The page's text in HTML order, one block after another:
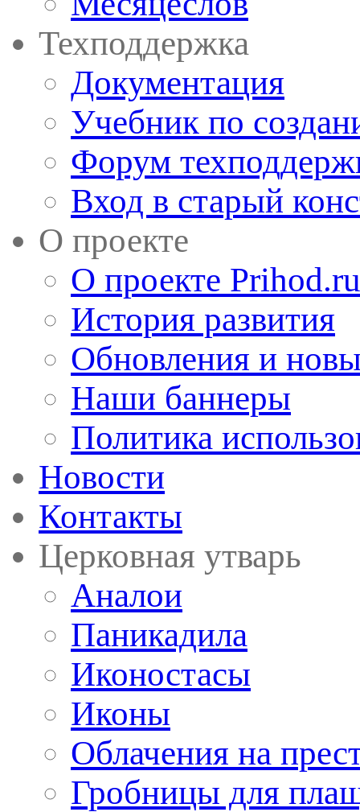
Техподдержка
Документация
Учебник по
Форум
Вход в старый
О проекте
О проекте Prihod.ru
История развития
Обновления и
Наши баннеры
Политика
Новости
Контакты
Церковная утварь
Аналои
Паникадила
Иконостасы
Иконы
Облачения на
Гробницы для